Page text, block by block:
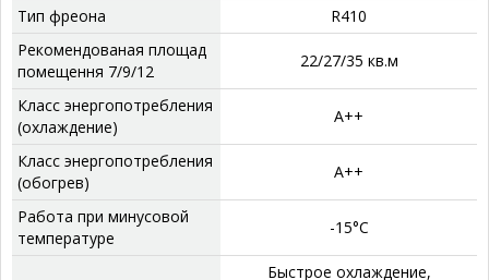
Тип фреона
‎R410
Рекомендованая площад
помещення 7/9/12
‎22/27/35 кв.м
Класс энергопотребления
(охлаждение)
А++
Класс энергопотребления
(обогрев)
А++
Работа при минусовой
температуре
‎-15°C
‎Быстрое охлаждение,